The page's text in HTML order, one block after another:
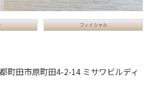
町田市原町田4-2-14 ミサワビルディ